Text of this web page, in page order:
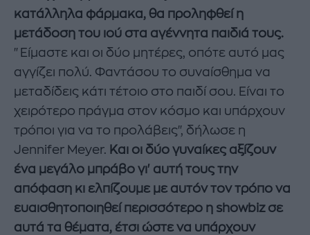
κατάλληλα φάρμακα, θα προληφθεί η
μετάδοση του ιού στα αγέννητα παιδιά τους.
"Είμαστε και οι δύο μητέρες, οπότε αυτό μας
αγγίζει πολύ. Φαντάσου το συναίσθημα να
μεταδίδεις κάτι τέτοιο στο παιδί σου. Είναι το
χειρότερο πράγμα στον κόσμο και υπάρχουν
τρόποι για να το προλάβεις", δήλωσε η
Jennifer Meyer. Και οι δύο γυναίκες αξίζουν
ένα μεγάλο μπράβο γι' αυτή τους την
απόφαση κι ελπίζουμε με αυτόν τον τρόπο να
ευαισθητοποιηθεί περισσότερο η showbiz σε
αυτά τα θέματα, έτσι ώστε να υπάρχουν